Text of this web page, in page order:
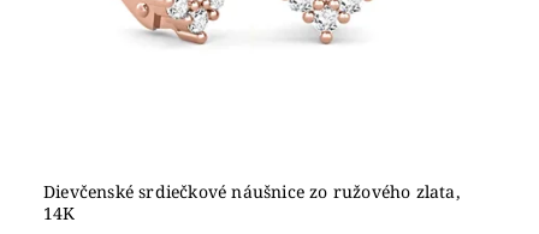
Dievčenské srdiečkové náušnice zo ružového zlata,
14K